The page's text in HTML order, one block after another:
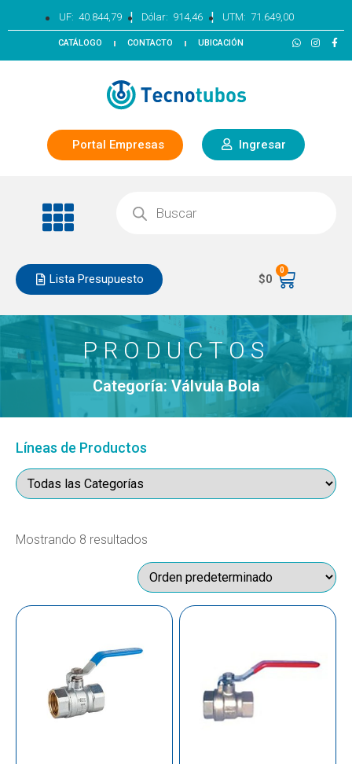
UF: 40.844,79 | Dólar: 914,46 | UTM: 71.649,00
CATÁLOGO CONTACTO UBICACIÓN
Portal Empresas Ingresar
Lista Presupuesto $0
0
PRODUCTOS
Categoría: Válvula Bola
Líneas de Productos
Mostrando 8 resultados